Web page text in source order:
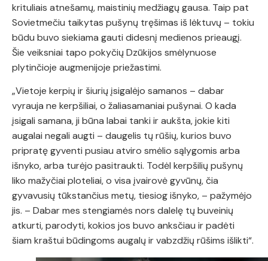
krituliais atnešamų, maistinių medžiagų gausa. Taip pat
Sovietmečiu taikytas pušynų tręšimas iš lėktuvų – tokiu
būdu buvo siekiama gauti didesnį medienos prieaugį.
Šie veiksniai tapo pokyčių Dzūkijos smėlynuose
plytinčioje augmenijoje priežastimi.
„Vietoje kerpių ir šiurių įsigalėjo samanos – dabar
vyrauja ne kerpšiliai, o žaliasamaniai pušynai. O kada
įsigali samana, ji būna labai tanki ir aukšta, jokie kiti
augalai negali augti – daugelis tų rūšių, kurios buvo
pripratę gyventi pusiau atviro smėlio sąlygomis arba
išnyko, arba turėjo pasitraukti. Todėl kerpšilių pušynų
liko mažyčiai ploteliai, o visa įvairovė gyvūnų, čia
gyvavusių tūkstančius metų, tiesiog išnyko, – pažymėjo
jis. – Dabar mes stengiamės nors dalelę tų buveinių
atkurti, parodyti, kokios jos buvo anksčiau ir padėti
šiam kraštui būdingoms augalų ir vabzdžių rūšims išlikti“.